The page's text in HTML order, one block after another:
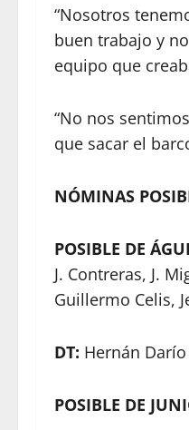
“Nosotros
buen trabajo y
equipo que
“No nos
que sacar el
NÓMINAS
POSIBLE DE
J. Contreras, J.
Guillermo Celis,
DT: Hernán
POSIBLE DE